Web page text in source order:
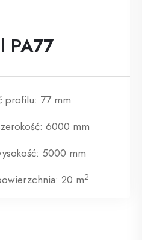
PA77
profilu: 77 mm
6000 mm
5000 mm
20 m2